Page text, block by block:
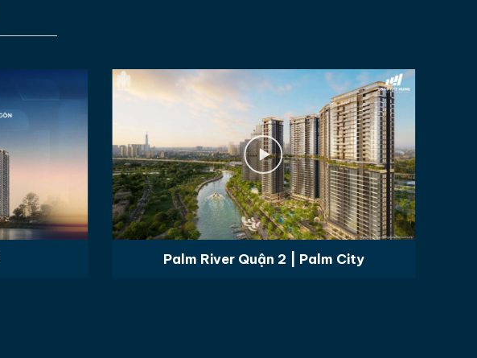
Palm River Quận 2 | Palm City